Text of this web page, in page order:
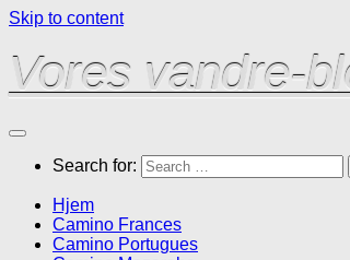
Skip to content
Vores vandre-
Search for:
Hjem
Camino Frances
Camino Portugues